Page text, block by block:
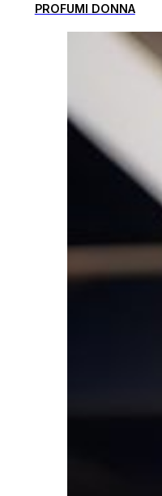
PROFUMI DONNA